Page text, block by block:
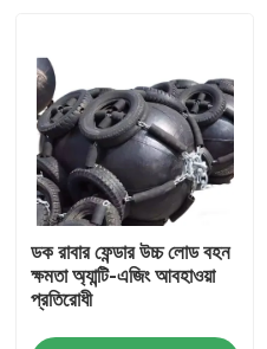
ডক রাবার ফেন্ডার উচ্চ লোড বহন
ক্ষমতা অ্যান্টি-এজিং আবহাওয়া
প্রতিরোধী